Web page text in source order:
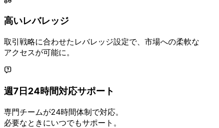
高いレバレッジ
取引戦略に合わせた レバレッジ設定で、 市場への柔軟な
アクセスが可能に。
週7日24時間対応サポート
専門チームが24時間体制で対応。
必要なときにいつでもサポート。